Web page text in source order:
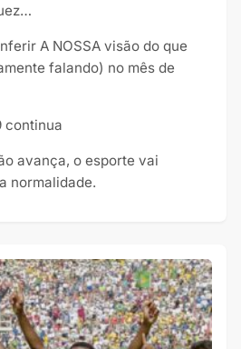
A NOSSA visão do que
falando) no mês de
continua
avança, o esporte vai
normalidade.